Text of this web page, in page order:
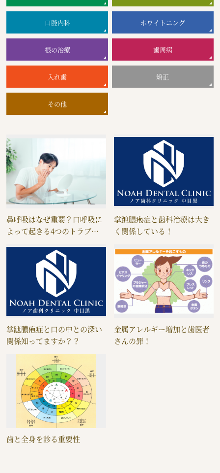
口腔内科 ホワイトニング
根の治療 歯周病
入れ歯 矯正
その他
鼻呼吸はなぜ重要？口呼吸に
よって起きる4つのトラブ…
掌蹠膿疱症と歯科治療は大き
く関係している！
掌蹠膿疱症と口の中との深い
関係知ってますか？？
金属アレルギー増加と歯医者
さんの罪！
歯と全身を診る重要性